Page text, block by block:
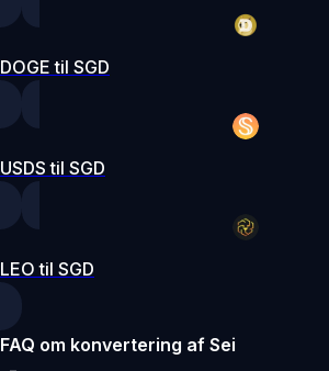
DOGE til SGD
USDS til SGD
LEO til SGD
FAQ om konvertering af Sei